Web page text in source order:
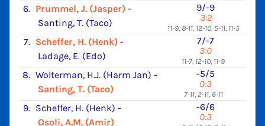
6. Prummel, J. (Jasper) -
Santing, T. (Taco)
9/-9
3:2
11-9, 8-11, 12-10, 5-11, 11-5
7. Scheffer, H. (Henk) -
Ladage, E. (Edo)
7/-7
3:0
11-7, 12-10, 11-9
8. Wolterman, H.J. (Harm Jan) -
Santing, T. (Taco)
-5/5
0:3
7-11, 2-11, 6-11
9. Scheffer, H. (Henk) -
Osoli, A.M. (Amir)
-6/6
0:3